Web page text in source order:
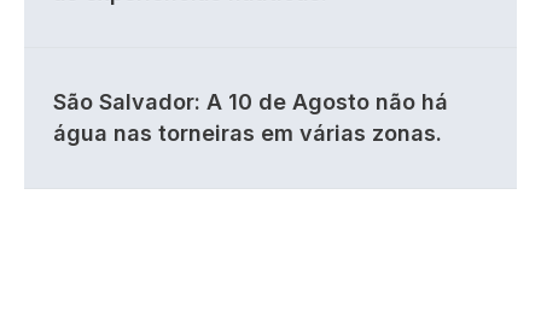
São Salvador: A 10 de Agosto não há
água nas torneiras em várias zonas.